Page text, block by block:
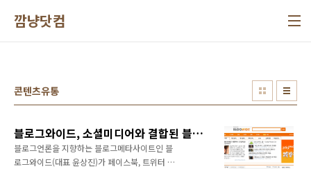
깜냥닷컴
콘텐츠유통
블로그와이드, 소셜미디어와 결합된 블로그메타사이트로 재탄생!!!
블로그언론을 지향하는 블로그메타사이트인 블
로그와이드(대표 윤상진)가 페이스북, 트위터 등